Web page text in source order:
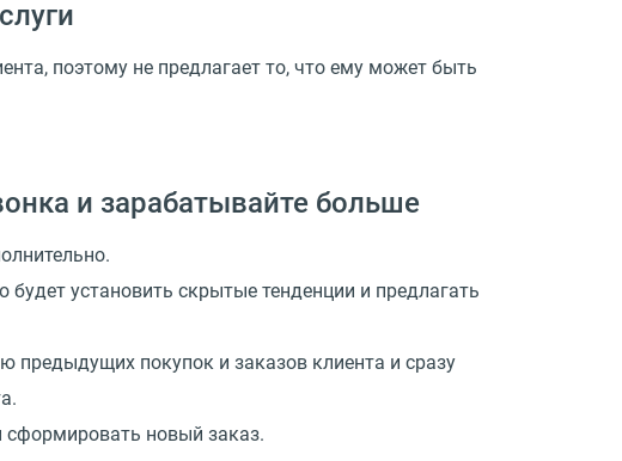
поэтому не предлагает то, что ему может быть
и зарабатывайте больше
установить скрытые тенденции и предлагать
покупок и заказов клиента и сразу
сформировать новый заказ.